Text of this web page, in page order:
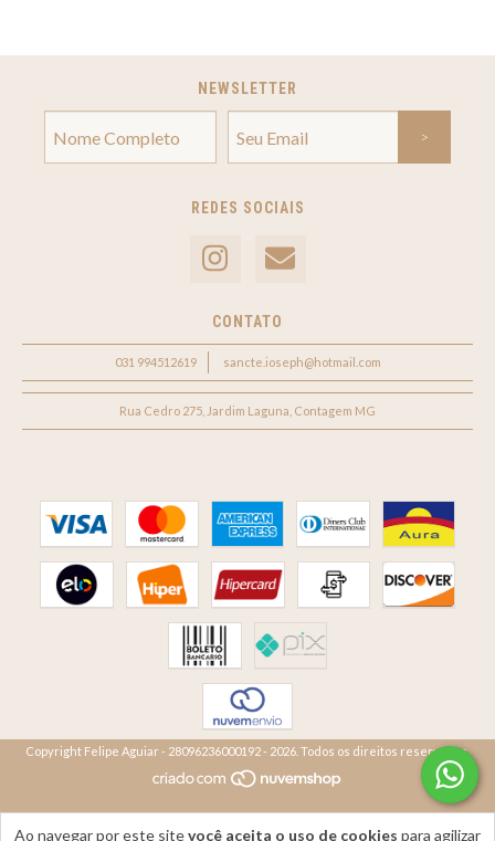
Ao navegar por este sitevocê aceita o uso de cookies para agilizar
NEWSLETTER
REDES SOCIAIS
CONTATO
031 994512619 sancte.ioseph@hotmail.com
Rua Cedro 275, Jardim Laguna, Contagem MG
Copyright Felipe Aguiar - 28096236000192 - 2026. Todos os direitos reservados.